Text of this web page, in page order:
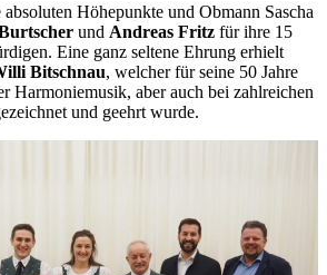
Höhepunkte und Obmann Sascha
und Andreas Fritz für ihre 15
Eine ganz seltene Ehrung erhielt
Bitschnau, welcher für seine 50 Jahre
Harmoniemusik, aber auch bei zahlreichen
und geehrt wurde.